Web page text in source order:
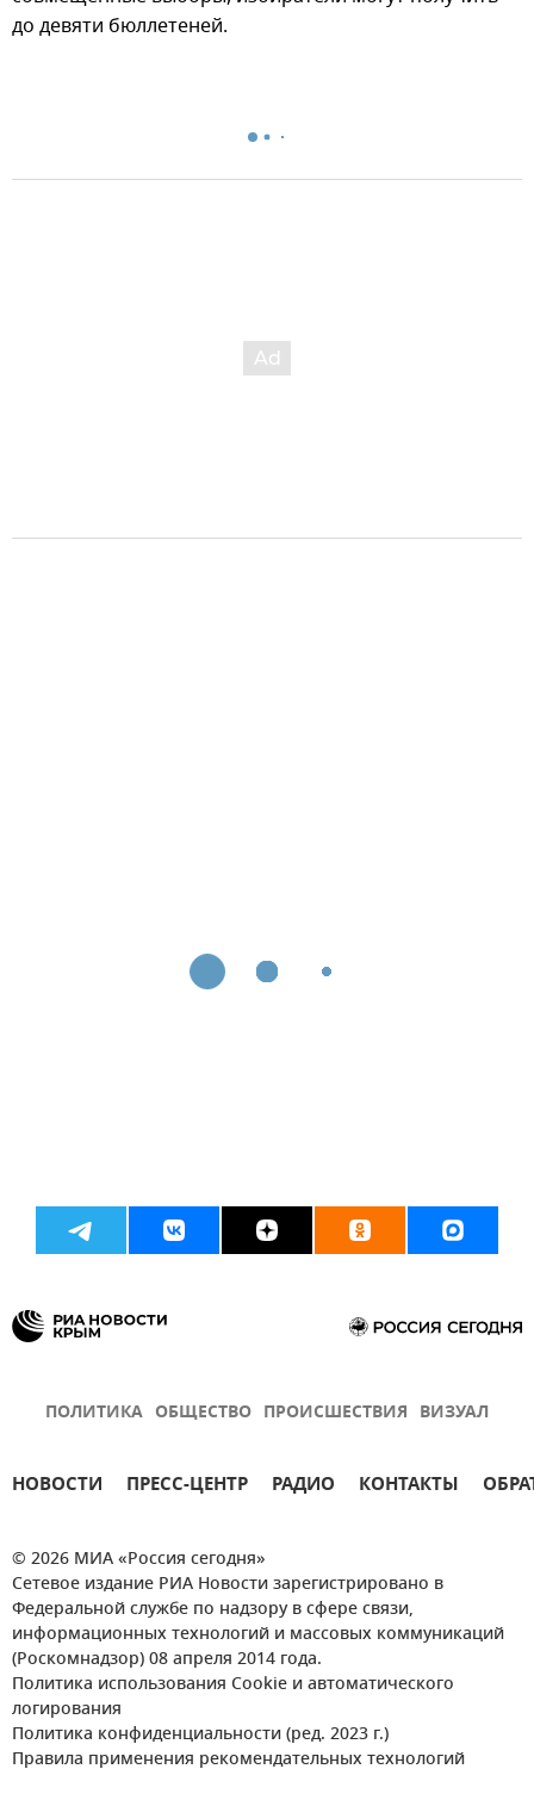
до девяти бюллетеней.
ПОЛИТИКА ОБЩЕСТВО ПРОИСШЕСТВИЯ ВИЗУАЛ
НОВОСТИ ПРЕСС-ЦЕНТР РАДИО КОНТАКТЫ
© 2026 МИА «Россия сегодня»
Сетевое издание РИА Новости зарегистрировано в
Федеральной службе по надзору в сфере связи,
информационных технологий и массовых коммуникаций
(Роскомнадзор) 08 апреля 2014 года.
Политика использования Cookie и автоматического
логирования
Политика конфиденциальности (ред. 2023 г.)
Правила применения рекомендательных технологий